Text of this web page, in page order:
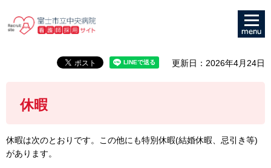
富士市立中央病院 看護
師採用サイト
メニュ
ー
更新日：2026年4月24日
休暇
休暇は次のとおりです。この他にも特別休暇(結婚休暇、忌引き等)
があります。